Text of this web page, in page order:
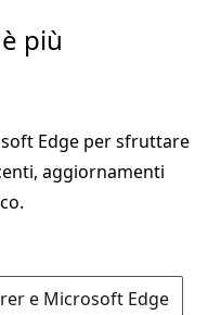
più
Edge per sfruttare
aggiornamenti
e Microsoft Edge